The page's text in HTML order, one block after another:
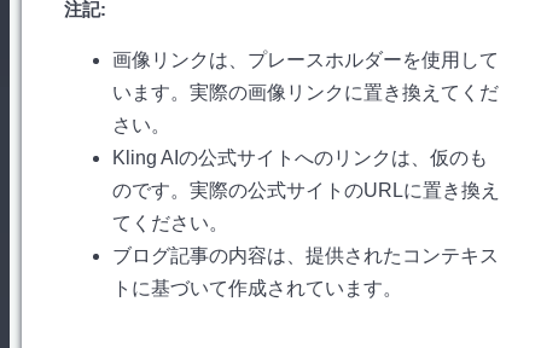
注記:
画像リンクは、プレースホルダーを使用して
います。実際の画像リンクに置き換えてくだ
さい。
Kling AIの公式サイトへのリンクは、仮のも
のです。実際の公式サイトのURLに置き換え
てください。
ブログ記事の内容は、提供されたコンテキス
トに基づいて作成されています。